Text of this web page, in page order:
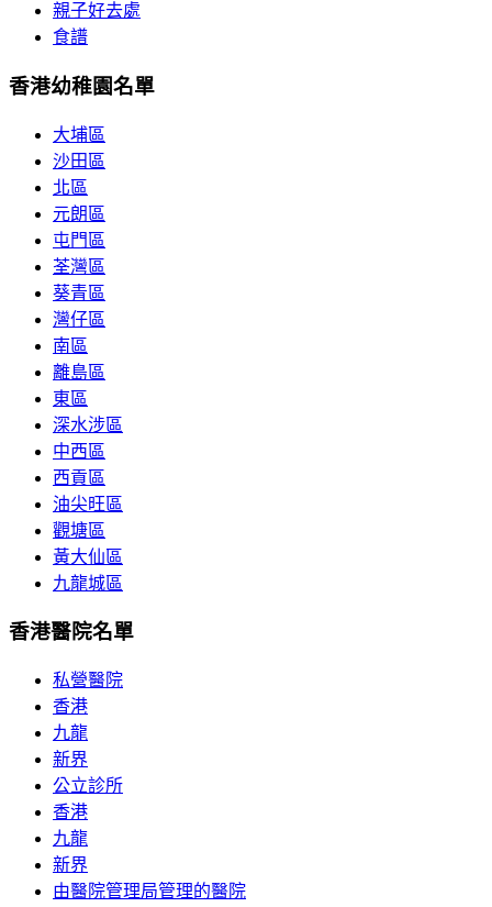
親子好去處
食譜
香港幼稚園名單
大埔區
沙田區
北區
元朗區
屯門區
荃灣區
葵青區
灣仔區
南區
離島區
東區
深水涉區
中西區
西貢區
油尖旺區
觀塘區
黃大仙區
九龍城區
香港醫院名單
私營醫院
香港
九龍
新界
公立診所
香港
九龍
新界
由醫院管理局管理的醫院